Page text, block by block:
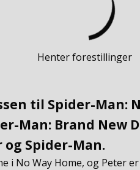
Henter forestillinger
til Spider-Man:
Man: Brand New
Spider-Man.
i No Way Home, og Peter